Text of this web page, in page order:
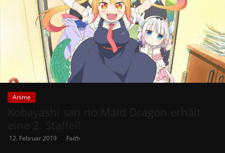
Anime
12. Februar 2019 Faith